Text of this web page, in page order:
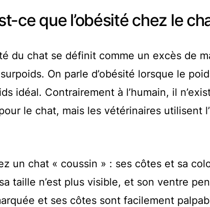
ce que l’obésité chez le
du chat se définit comme un excès de
On parle d’obésité lorsque le
idéal. Contrairement à l’humain, il
le chat, mais les vétérinaires utilisent
un chat « coussin » : ses côtes et sa
taille n’est plus visible, et son ventre
et ses côtes sont facilement